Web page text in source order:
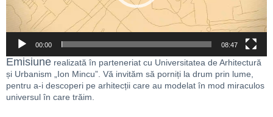
00:00 08:47
Emisiune realizată în parteneriat cu Universitatea de Arhitectură
și Urbanism „Ion Mincu”. Vă invităm să porniți la drum prin lume,
pentru a-i descoperi pe arhitecții care au modelat în mod miraculos
universul în care trăim.